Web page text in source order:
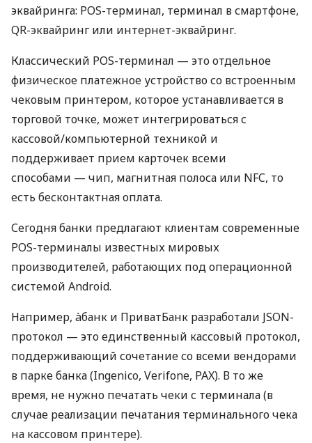
эквайринга: POS-терминал, терминал в смартфоне,
QR-эквайринг или интернет-эквайринг.
Классический POS-терминал — это отдельное
физическое платежное устройство со встроенным
чековым принтером, которое устанавливается в
торговой точке, может интегрироваться с
кассовой/компьютерной техникой и
поддерживает прием карточек всеми
способами — чип, магнитная полоса или NFC, то
есть бесконтактная оплата.
Сегодня банки предлагают клиентам современные
POS-терминалы известных мировых
производителей, работающих под операционной
системой Android.
Например, àбанк и ПриватБанк разработали JSON-
протокол — это единственный кассовый протокол,
поддерживающий сочетание со всеми вендорами
в парке банка (Ingenico, Verifone, PAX). В то же
время, не нужно печатать чеки с терминала (в
случае реализации печатания терминального чека
на кассовом принтере).